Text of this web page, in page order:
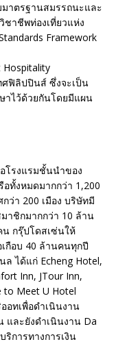
าตรฐานสมรรถนะและ
ชาชีพท่องเที่ยวแห่ง
Framework
ศฟิลิปปินส์ ซึ่งจะเป็น
าไว้ด้วยกันโดยมีแผน
โรงแรมชั้นนำของ
ทั้งหมดมากกว่า 1,200
ว่า 200 เมือง บริษัทมี
าชิกมากกว่า 10 ล้าน
กรุ๊ปโดสเซ่นให้
กือบ 40 ล้านคนทุกปี
ได้แก่ Echeng Hotel,
Inn, JTour Inn,
to Meet U Hotel
อทเพื่อดำเนินงาน
และยังดำเนินงาน Da
ริการทางการเงิน